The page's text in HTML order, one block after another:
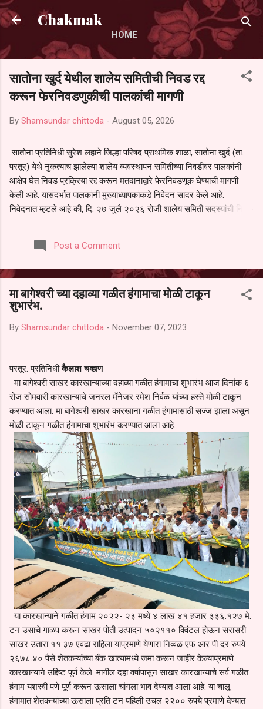
Skip to main content
Chakmak
HOME
सातोना खुर्द येथील शालेय समितीची निवड रद्द
करून फेरनिवडणुकीची पालकांची मागणी
By Shamsundar chittoda - August 05, 2026
सातोना प्रतिनिधी सुरेश लहाने जिल्हा परिषद प्राथमिक शाळा, सातोना खुर्द (ता.
परतूर) येथे नुकत्याच झालेल्या शालेय व्यवस्थापन समितीच्या निवडीवर पालकांनी
आक्षेप घेत निवड प्रक्रिया रद्द करून मतदानाद्वारे फेरनिवडणूक घेण्याची मागणी
केली आहे. यासंदर्भात पालकांनी मुख्याध्यापकांकडे निवेदन सादर केले आहे.
निवेदनात म्हटले आहे की, दि. २७ जुलै २०२६ रोजी शालेय समिती सदस्यांची निवड
पालकांना देण्यात आली नसल्याने मोठ्या संख्येने पालक बैठकीस उपस्थित राहू शकले
नाहीत. तसेच सर्व पालकांना विश्वासात न घेता निवड प्रक्रिया पूर्ण करण्यात
करण्यात यावी आणि सर्व पालकांच्या उपस्थितीत मतदान पद्धतीने शालेय समितीची
फेरनिवडणूक घेण्यात यावी, अशी मागणी पालकांनी केली आहे. या निवेदनाच्या प्रती
जिल्हा शिक्षण अधिकारी (प्राथमिक), जालना तसेच तालुका शिक्षण अधिकारी,
परतूर यांनाही पाठविण्यात आल्या असून प्रशासन याबाबत काय निर्णय घेते, याकडे
Post a Comment
मा बागेश्वरी च्या दहाव्या गळीत हंगामाचा मोळी टाकून
शुभारंभ.
By Shamsundar chittoda - November 07, 2023
परतूर. प्रतिनिधीकैलाश चव्हाण
मा बागेश्वरी साखर कारखान्याच्या दहाव्या गळीत हंगामाचा शुभारंभ आज दिनांक ६
रोज सोमवारी कारखान्याचे जनरल मॅनेजर रमेश निर्वळ यांच्या हस्ते मोळी टाकून
करण्यात आला. मा बागेश्वरी साखर कारखाना गळीत हंगामासाठी सज्ज झाला असून
मोळी टाकून गळीत हंगामाचा शुभारंभ करण्यात आला आहे.
या कारखान्याने गळीत हंगाम २०२२- २३ मध्ये ४ लाख ४१ हजार ३३६.१२७ मे.
टन उसाचे गाळप करून साखर पोती उत्पादन ५०२११० क्विंटल होऊन सरासरी
साखर उतारा ११.३७ एवढा राहिला याप्रमाणे येणारा निव्वळ एफ आर पी दर रुपये
२६७८.४० पैसे शेतकऱ्यांच्या बँक खात्यामध्ये जमा करून जाहीर केल्याप्रमाणे
कारखान्याने उद्दिष्ट पूर्ण केले. मागील दहा वर्षापासून साखर कारखान्याचे सर्व गळीत
हंगाम यशस्वी पणे पूर्ण करून ऊसाला चांगला भाव देण्यात आला आहे. या चालू
हंगामात शेतकऱ्यांच्या ऊसाला प्रति टन पहिली उचल २२०० रुपये प्रमाणे देण्यात